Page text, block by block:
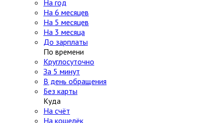
На год
На 6 месяцев
На 5 месяцев
На 3 месяца
До зарплаты
По времени
Круглосуточно
За 5 минут
В день обращения
Без карты
Куда
На счёт
На кошелёк